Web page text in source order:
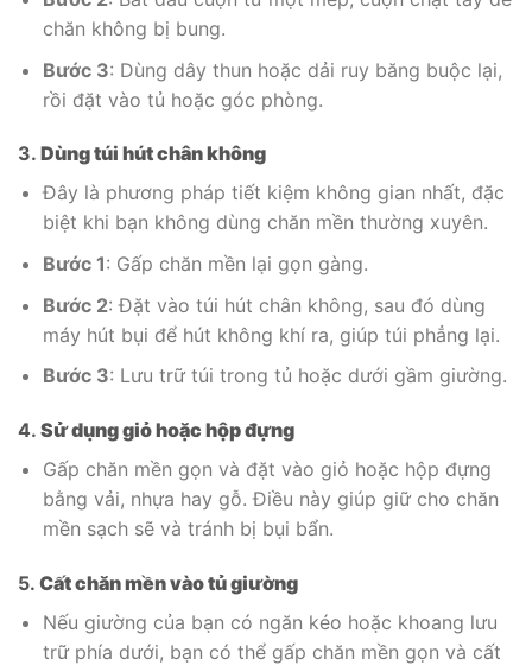
chăn không bị bung.
Bước 3: Dùng dây thun hoặc dải ruy băng buộc lại,
rồi đặt vào tủ hoặc góc phòng.
3. Dùng túi hút chân không
Đây là phương pháp tiết kiệm không gian nhất, đặc
biệt khi bạn không dùng chăn mền thường xuyên.
Bước 1: Gấp chăn mền lại gọn gàng.
Bước 2: Đặt vào túi hút chân không, sau đó dùng
máy hút bụi để hút không khí ra, giúp túi phẳng lại.
Bước 3: Lưu trữ túi trong tủ hoặc dưới gầm giường.
4. Sử dụng giỏ hoặc hộp đựng
Gấp chăn mền gọn và đặt vào giỏ hoặc hộp đựng
bằng vải, nhựa hay gỗ. Điều này giúp giữ cho chăn
mền sạch sẽ và tránh bị bụi bẩn.
5. Cất chăn mền vào tủ giường
Nếu giường của bạn có ngăn kéo hoặc khoang lưu
trữ phía dưới, bạn có thể gấp chăn mền gọn và cất